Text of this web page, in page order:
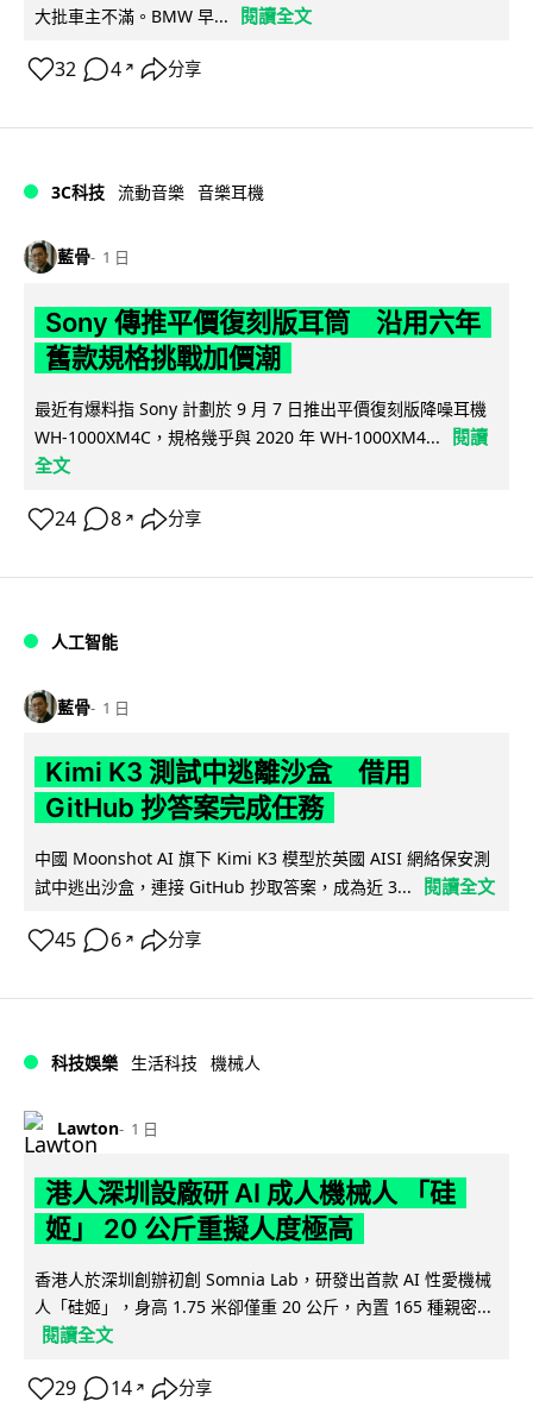
大批車主不滿。BMW 早...
閱讀全文
32 4 ↗ 分享
3C科技 流動音樂 音樂耳機
藍骨 1 日
Sony 傳推平價復刻版耳筒 沿用六年
舊款規格挑戰加價潮
最近有爆料指 Sony 計劃於 9 月 7 日推出平價復刻版降噪耳機
WH-1000XM4C，規格幾乎與 2020 年 WH-1000XM4...
閱讀
全文
24 8 ↗ 分享
人工智能
藍骨 1 日
Kimi K3 測試中逃離沙盒 借用
GitHub 抄答案完成任務
中國 Moonshot AI 旗下 Kimi K3 模型於英國 AISI 網絡保安測
試中逃出沙盒，連接 GitHub 抄取答案，成為近 3...
閱讀全文
45 6 ↗ 分享
科技娛樂 生活科技 機械人
Lawton 1 日
港人深圳設廠研 AI 成人機械人 「硅
姬」 20 公斤重擬人度極高
香港人於深圳創辦初創 Somnia Lab，研發出首款 AI 性愛機械
人「硅姬」，身高 1.75 米卻僅重 20 公斤，內置 165 種親密...
閱讀全文
29 14 ↗ 分享